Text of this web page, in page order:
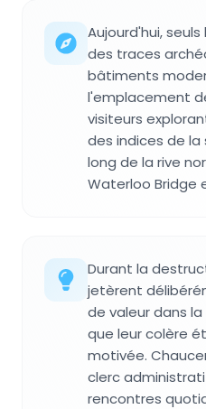
Aujourd'hui,
des traces
bâtiments
l'emplacement
visiteurs
des indices de
long de la rive
Waterloo Bridge
Durant la
jetèrent
de valeur dans
que leur colère
motivée.
clerc
rencontres